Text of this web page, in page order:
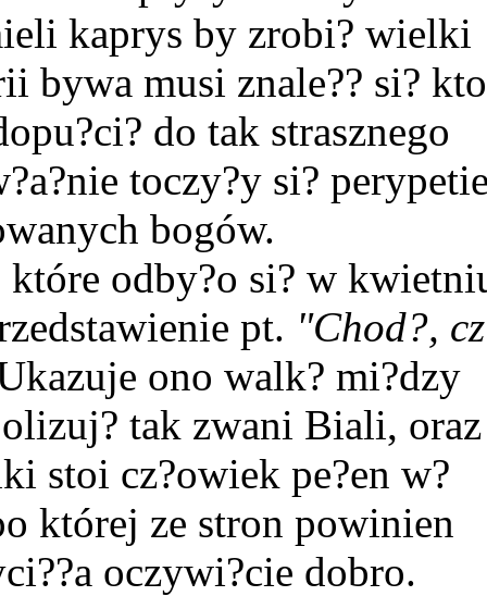
kaprys by zrobi? wielki
bywa musi znale?? si?
do tak strasznego
toczy?y si?
bogów.
które odby?o si? w
pt. "Chod?,
ono walk? mi?dzy
tak zwani Biali, oraz
stoi cz?owiek pe?en w?
której ze stron powinien
oczywi?cie dobro.